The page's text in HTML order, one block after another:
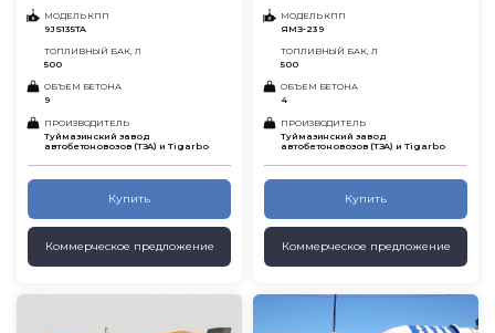
МОДЕЛЬ КПП
9JS135TA
ТОПЛИВНЫЙ БАК, Л
500
ОБЪЕМ БЕТОНА
9
ПРОИЗВОДИТЕЛЬ
Туймазинский завод
автобетоновозов (ТЗА) и Tigarbo
Купить
Коммерческое предложение
МОДЕЛЬ КПП
ЯМЗ-239
ТОПЛИВНЫЙ БАК, Л
500
ОБЪЕМ БЕТОНА
4
ПРОИЗВОДИТЕЛЬ
Туймазинский завод
автобетоновозов (ТЗА) и Tigarbo
Купить
Коммерческое предложение